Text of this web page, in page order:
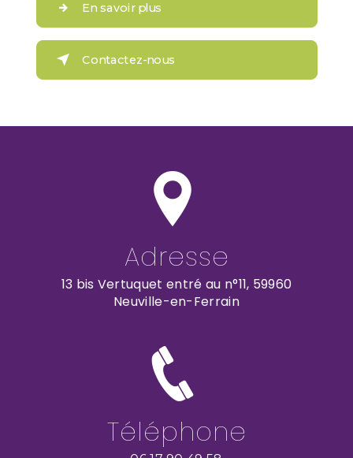
En savoir plus
Contactez-nous
Adresse
13 bis Vertuquet entré au n°11, 59960
Neuville-en-Ferrain
Téléphone